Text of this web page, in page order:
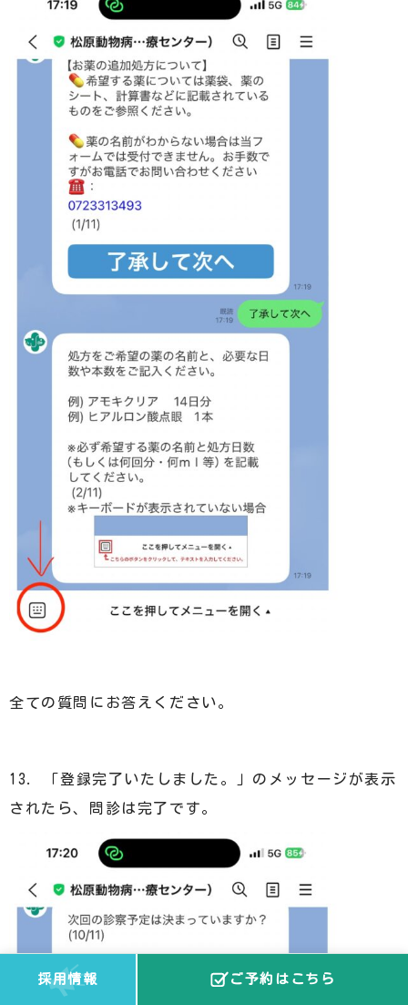
全ての質問にお答えください。
13. 「登録完了いたしました。」のメッセージが表示
されたら、問診は完了です。
採用情報 ご予約はこちら